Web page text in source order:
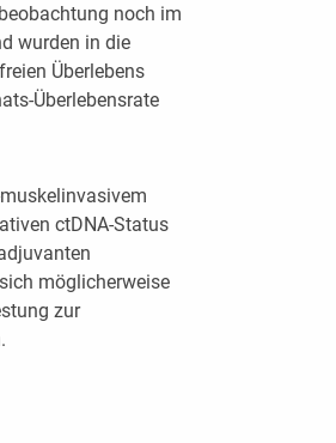
noch im
wurden in die
Überlebens
Überlebensrate
ctDNA-Status
möglicherweise
zur